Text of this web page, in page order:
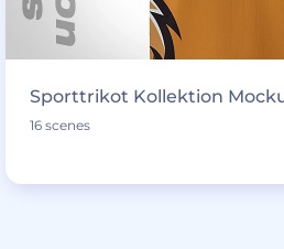
Sporttrikot Kollektion
16 scenes